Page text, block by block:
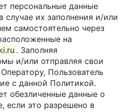
персональные данные
случае их заполнения и/или
самостоятельно через
на
. Заполняя
и/или отправляя свои
Пользователь
с данной Политикой.
обезличенные данные о
если это разрешено в